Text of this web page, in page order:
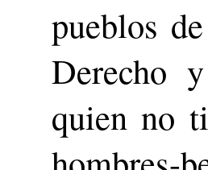
pueblos
Derecho
quien no